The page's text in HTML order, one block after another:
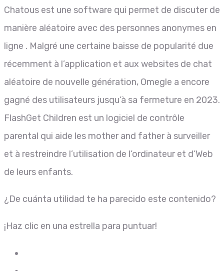
Chatous est une software qui permet de discuter de
manière aléatoire avec des personnes anonymes en
ligne . Malgré une certaine baisse de popularité due
récemment à l’application et aux websites de chat
aléatoire de nouvelle génération, Omegle a encore
gagné des utilisateurs jusqu’à sa fermeture en 2023.
FlashGet Children est un logiciel de contrôle
parental qui aide les mother and father à surveiller
et à restreindre l’utilisation de l’ordinateur et d’Web
de leurs enfants.
¿De cuánta utilidad te ha parecido este contenido?
¡Haz clic en una estrella para puntuar!